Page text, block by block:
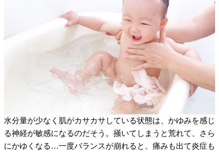
水分量が少なく肌がカサカサしている状態は、かゆみを感じ
る神経が敏感になるのだそう。掻いてしまうと荒れて、さら
にかゆくなる…一度バランスが崩れると、痛みも出て炎症も